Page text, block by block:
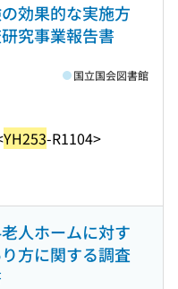
効果的な実施方
究事業報告書
YH253-R1104>
国立国会図書館
人ホームに対す
方に関する調査